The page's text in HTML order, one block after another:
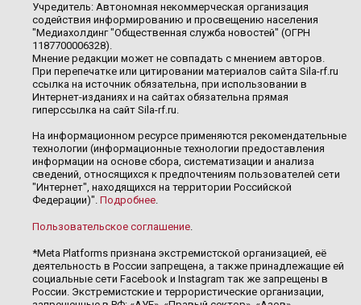
Учредитель: Автономная некоммерческая организация
содействия информированию и просвещению населения
"Медиахолдинг "Общественная служба новостей" (ОГРН
1187700006328).
Мнение редакции может не совпадать с мнением авторов.
При перепечатке или цитировании материалов сайта Sila-rf.ru
ссылка на источник обязательна, при использовании в
Интернет-изданиях и на сайтах обязательна прямая
гиперссылка на сайт Sila-rf.ru.
На информационном ресурсе применяются рекомендательные
технологии (информационные технологии предоставления
информации на основе сбора, систематизации и анализа
сведений, относящихся к предпочтениям пользователей сети
"Интернет", находящихся на территории Российской
Федерации)". Подробнее.
Пользовательское соглашение.
*Meta Platforms признана экстремистской организацией, её
деятельность в России запрещена, а также принадлежащие ей
социальные сети Facebook и Instagram так же запрещены в
России. Экстремистские и террористические организации,